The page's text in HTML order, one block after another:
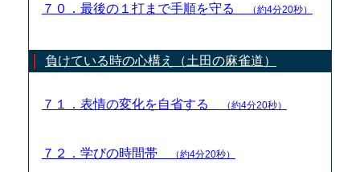
７０．最後の１打まで手順を守る （約4分20秒）
負けている時の心構え（土田の麻雀道）
７１．表情の変化を自省する （約4分20秒）
７２．学びの時間帯 （約4分20秒）